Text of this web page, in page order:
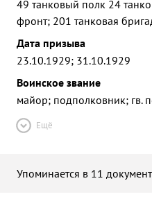
49 танковый полк 24
фронт; 201 танковая
Дата призыва
23.10.1929; 31.10.1929
Воинское звание
майор; подполковник; гв.
Ещё
Упоминается в 11